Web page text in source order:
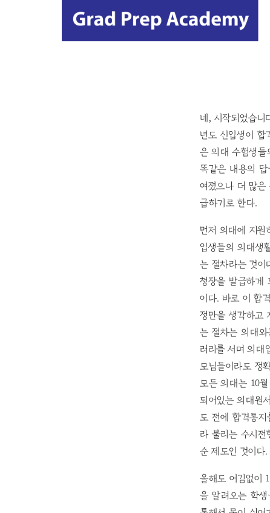
네, 시작되었습
년도 신입생이
은 의대 수험생들
똑같은 내용의 답
여졌으나 더 많은
급하기로 한다.
먼저 의대에 지원
입생들의 의대생
는 절차라는 것이
청장을 발급하게
이다. 바로 이 합
정만을 생각하고
는 절차는 의대와
러리를 서며 의대
모님들이라도 정
모든 의대는 10
되어있는 의대원
도 전에 합격통
라 불리는 수시
순 제도인 것이다.
올해도 어김없이
을 알려오는 학